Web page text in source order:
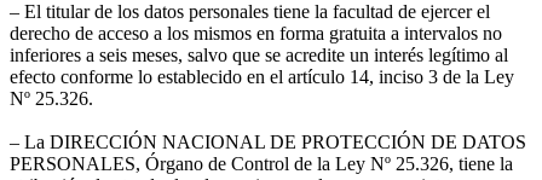
– El titular de los datos personales tiene la facultad de ejercer el
derecho de acceso a los mismos en forma gratuita a intervalos no
inferiores a seis meses, salvo que se acredite un interés legítimo al
efecto conforme lo establecido en el artículo 14, inciso 3 de la Ley
Nº 25.326.
– La DIRECCIÓN NACIONAL DE PROTECCIÓN DE DATOS
PERSONALES, Órgano de Control de la Ley Nº 25.326, tiene la